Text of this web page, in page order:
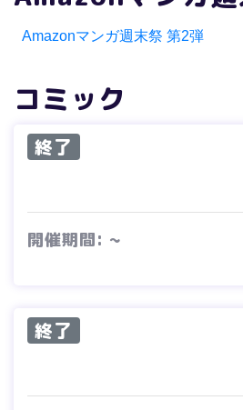
Amazonマンガ週末祭 第2弾
コミック
終了
開催期間: ~
終了